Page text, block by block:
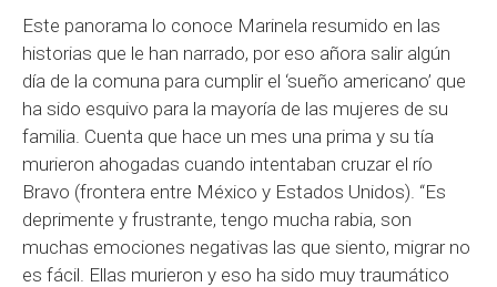
Este panorama lo conoce Marinela resumido en las
historias que le han narrado, por eso añora salir algún
día de la comuna para cumplir el ‘sueño americano’ que
ha sido esquivo para la mayoría de las mujeres de su
familia. Cuenta que hace un mes una prima y su tía
murieron ahogadas cuando intentaban cruzar el río
Bravo (frontera entre México y Estados Unidos). “Es
deprimente y frustrante, tengo mucha rabia, son
muchas emociones negativas las que siento, migrar no
es fácil. Ellas murieron y eso ha sido muy traumático